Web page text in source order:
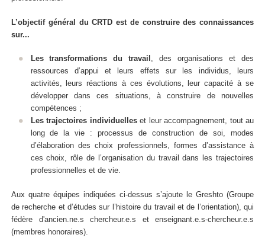
L’objectif général du CRTD est de construire des connaissances
sur...
Les transformations du travail , des organisations et des
ressources d’appui et leurs effets sur les individus, leurs
activités, leurs réactions à ces évolutions, leur capacité à se
développer dans ces situations, à construire de nouvelles
compétences ;
Les trajectoires individuelles et leur accompagnement, tout au
long de la vie : processus de construction de soi, modes
d’élaboration des choix professionnels, formes d’assistance à
ces choix, rôle de l’organisation du travail dans les trajectoires
professionnelles et de vie.
Aux quatre équipes indiquées ci-dessus s’ajoute le Greshto (Groupe
de recherche et d’études sur l’histoire du travail et de l’orientation), qui
fédère d'ancien.ne.s chercheur.e.s et enseignant.e.s-chercheur.e.s
(membres honoraires).